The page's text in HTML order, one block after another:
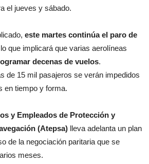
el jueves y sábado.
este martes continúa el paro de
que implicará que varias aerolíneas
decenas de vuelos.
de 15 mil pasajeros se verán impedidos
en tiempo y forma.
y Empleados de Protección y
(Atepsa) lleva adelanta un plan
de la negociación paritaria que se
meses.